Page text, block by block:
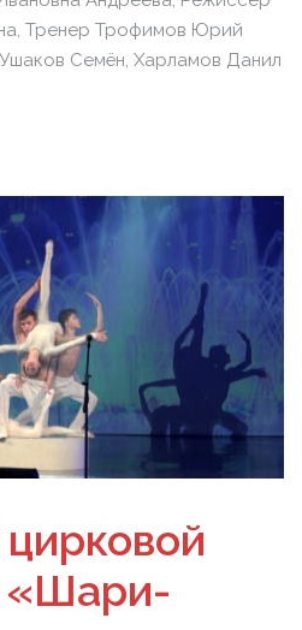
Тренер Трофимов Юрий
Семён, Харламов Данил
«Шари-